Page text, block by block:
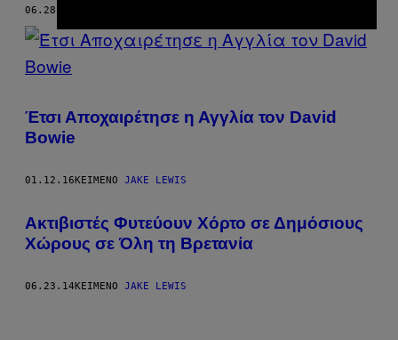
06.28.18
Έτσι Αποχαιρέτησε η Αγγλία τον David
Bowie
01.12.16ΚΕΊΜΕΝΟ JAKE LEWIS
Ακτιβιστές Φυτεύουν Χόρτο σε Δημόσιους
Χώρους σε Όλη τη Βρετανία
06.23.14ΚΕΊΜΕΝΟ JAKE LEWIS